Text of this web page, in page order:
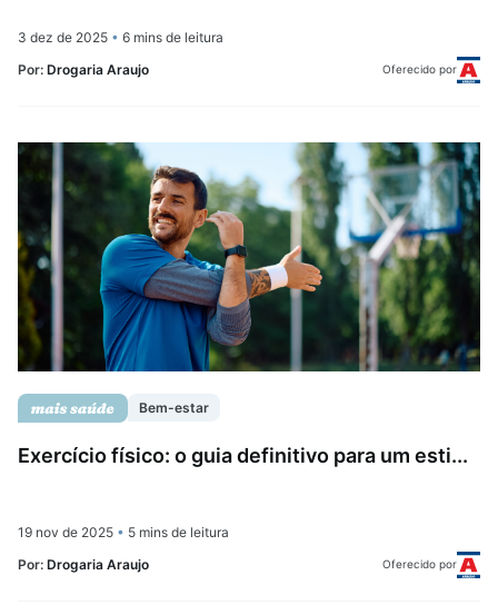
3 dez de 2025 • 6 mins de leitura
Por: Drogaria Araujo Oferecido por
Bem-estar
Exercício físico: o guia definitivo para um esti...
19 nov de 2025 • 5 mins de leitura
Por: Drogaria Araujo Oferecido por